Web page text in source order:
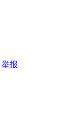
举报